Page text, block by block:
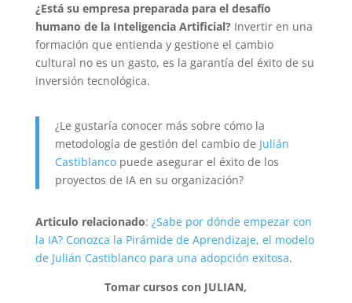
¿Está su empresa preparada para el desafío
humano de la Inteligencia Artificial?Invertir en una
formación que entienda y gestione el cambio
cultural no es un gasto, es la garantía del éxito de su
inversión tecnológica.
¿Le gustaría conocer más sobre cómo la
metodología de gestión del cambio de Julián
Castiblancopuede asegurar el éxito de los
proyectos de IA en su organización?
Articulo relacionado: ¿Sabe por dónde empezar con
la IA? Conozca la Pirámide de Aprendizaje, el modelo
de Julián Castiblanco para una adopción exitosa.
Tomar cursos con JULIAN,